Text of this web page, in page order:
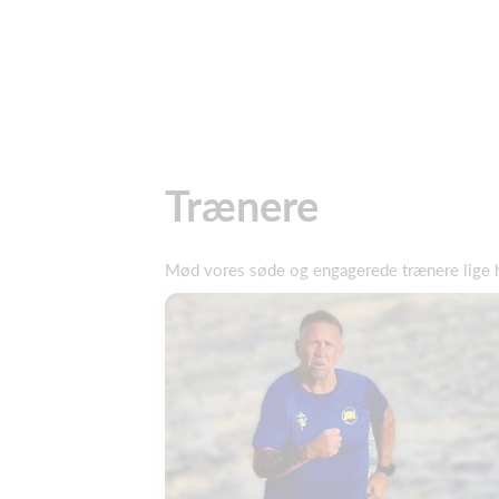
Trænere
Mød vores søde og engagerede trænere lige